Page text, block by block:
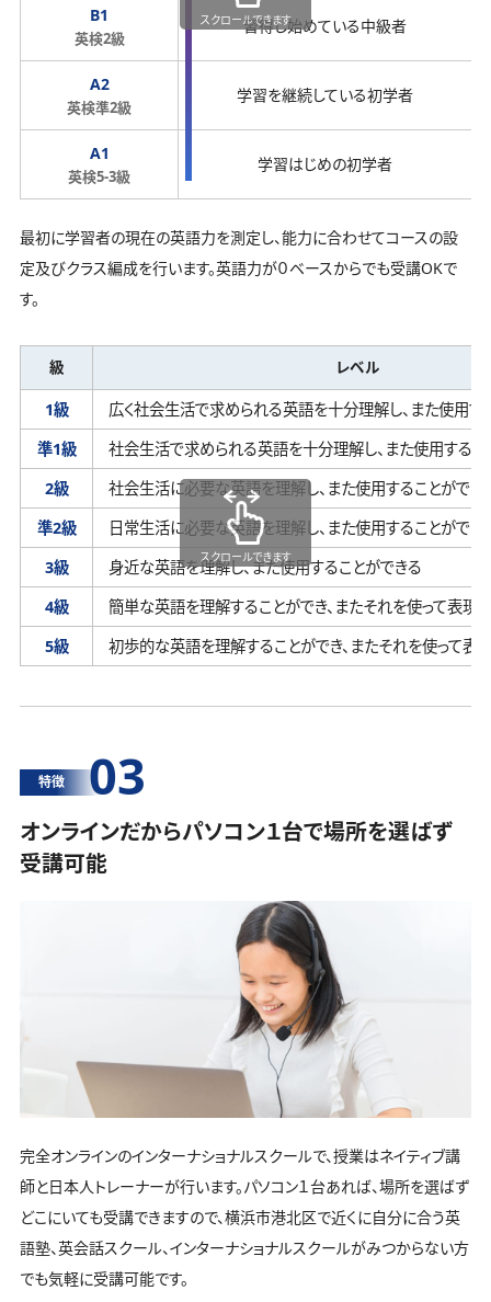
B1
英検2級
習得し始めている中級者
A2
英検準2級
学習を継続している初学者
A1
英検5-3級
学習はじめの初学者
スクロールできます
最初に学習者の現在の英語力を測定し、能力に合わせてコースの設
定及びクラス編成を行います。英語力が０ベースからでも受講OKで
す。
級 レベル
1級 広く社会生活で求められる英語を十分理解し、 また使用す
準1級
社会生活で求められる英語を十分理解し、 また使用するこ
2級
社会生活に必要な英語を理解し、 また使用することができ
準2級
日常生活に必要な英語を理解し、 また使用することができ
3級
身近な英語を理解し、また使用することができる
4級
簡単な英語を理解することができ、 またそれを使って表現
5級
初歩的な英語を理解することができ、 またそれを使って表
スクロールできます
特徴 03
オンラインだからパソコン１台で場所を選ばず
受講可能
完全オンラインのインターナショナルスクールで、授業はネイティブ講
師と日本人トレーナーが行います。パソコン１台あれば、場所を選ばず
どこにいても受講できますので、横浜市港北区で近くに自分に合う英
語塾、英会話スクール、インターナショナルスクールがみつからない方
でも気軽に受講可能です。